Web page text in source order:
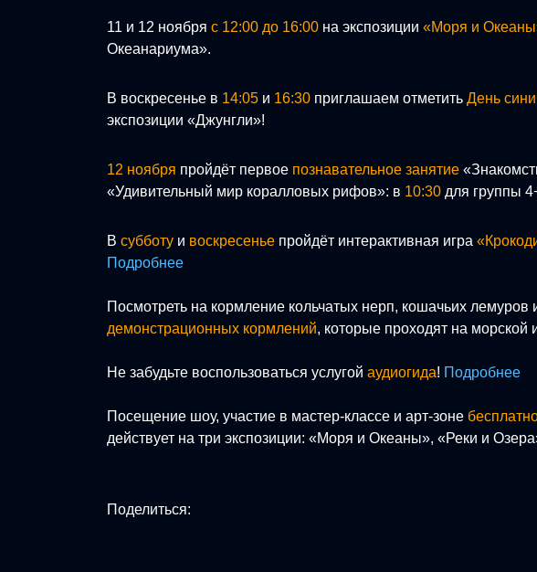
11 и 12 ноября с 12:00 до 16:00 на экспозиции «Моря и
Океанариума».
В воскресенье в 14:05 и 16:30 приглашаем отметить День
экспозиции «Джунгли»!
12 ноября пройдёт первое познавательное занятие
«Удивительный мир коралловых рифов»: в 10:30 для группы
В субботу и воскресенье пройдёт интерактивная игра
Подробнее
Посмотреть на кормление кольчатых нерп, кошачьих
демонстрационных кормлений, которые проходят на морской
Не забудьте воспользоваться услугой аудиогида! Подробнее
Посещение шоу, участие в мастер-классе и арт-зоне
действует на три экспозиции: «Моря и Океаны», «Реки и
Поделиться: